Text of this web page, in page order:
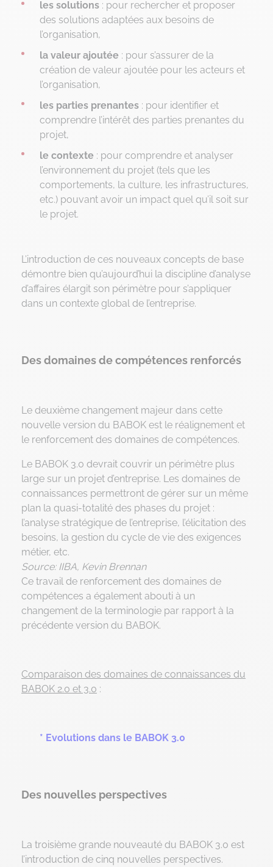
les solutions : pour rechercher et proposer
des solutions adaptées aux besoins de
l’organisation,
la valeur ajoutée : pour s’assurer de la
création de valeur ajoutée pour les acteurs et
l’organisation,
les parties prenantes : pour identifier et
comprendre l’intérêt des parties prenantes du
projet,
le contexte : pour comprendre et analyser
l’environnement du projet (tels que les
comportements, la culture, les infrastructures,
etc.) pouvant avoir un impact quel qu’il soit sur
le projet.
L’introduction de ces nouveaux concepts de base
démontre bien qu’aujourd’hui la discipline d’analyse
d’affaires élargit son périmètre pour s’appliquer
dans un contexte global de l’entreprise.
Des domaines de compétences renforcés
Le deuxième changement majeur dans cette
nouvelle version du BABOK est le réalignement et
le renforcement des domaines de compétences.
Le BABOK 3.0 devrait couvrir un périmètre plus
large sur un projet d’entreprise. Les domaines de
connaissances permettront de gérer sur un même
plan la quasi-totalité des phases du projet :
l’analyse stratégique de l’entreprise, l’élicitation des
besoins, la gestion du cycle de vie des exigences
métier, etc.
Source: IIBA, Kevin Brennan
Ce travail de renforcement des domaines de
compétences a également abouti à un
changement de la terminologie par rapport à la
précédente version du BABOK.
Comparaison des domaines de connaissances du
BABOK 2.0 et 3.0 :
* Evolutions dans le BABOK 3.0
Des nouvelles perspectives
La troisième grande nouveauté du BABOK 3.0 est
l’introduction de cinq nouvelles perspectives.